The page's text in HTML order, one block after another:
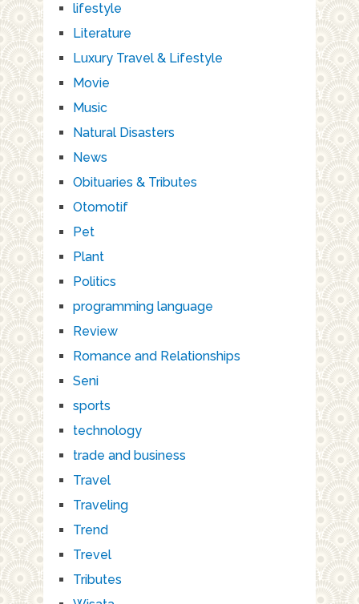
lifestyle
Literature
Luxury Travel & Lifestyle
Movie
Music
Natural Disasters
News
Obituaries & Tributes
Otomotif
Pet
Plant
Politics
programming language
Review
Romance and Relationships
Seni
sports
technology
trade and business
Travel
Traveling
Trend
Trevel
Tributes